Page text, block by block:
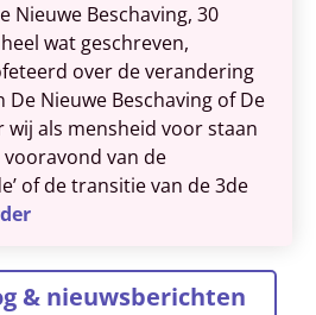
Nieuwe Beschaving, 30
wat geschreven,
over de verandering
Nieuwe Beschaving of De
wij als mensheid voor staan
van de
of de transitie van de 3de
& nieuwsberichten